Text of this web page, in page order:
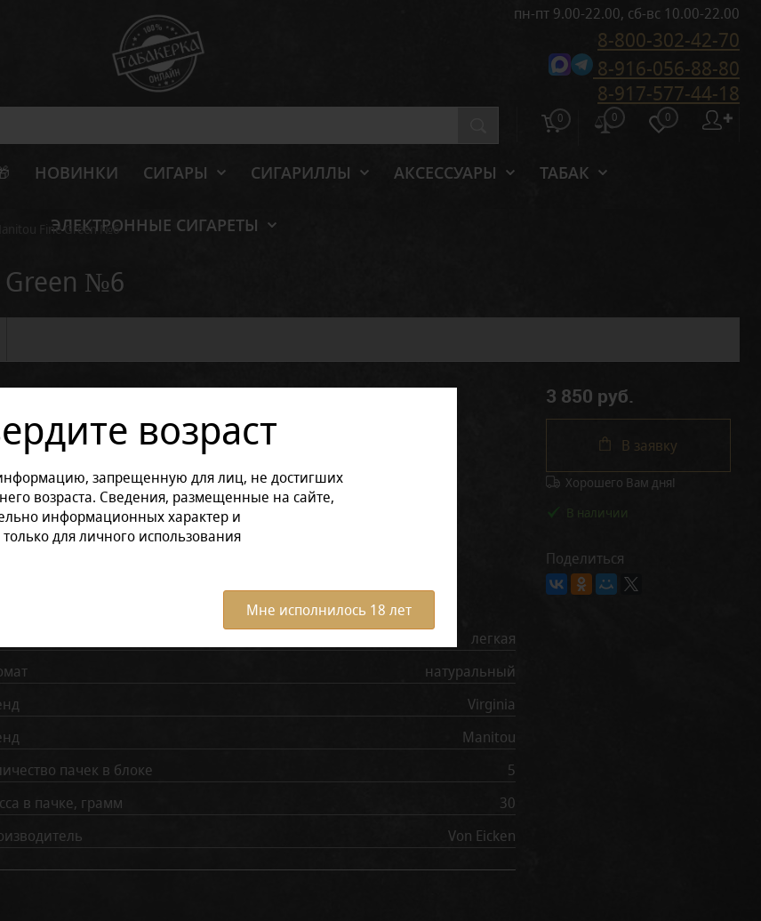
пн-пт 9.00-22.00, сб-вс 10.00-22.00
8-800-302-42-70
8-916-056-88-80
8-917-577-44-18
0 0 0 ✚
НОВИНКИ СИГАРЫ СИГАРИЛЛЫ АКСЕССУАРЫ ТАБАК
ЭЛЕКТРОННЫЕ СИГАРЕТЫ
Fine Green №6
Green №6
возраст
запрещенную для лиц, не достигших
возраста. Сведения, размещенные на сайте,
информационных характер и
для личного использования
Мне исполнилось 18 лет
варианты товара:
продукции:
блоке (5 штук) Пачка
Все характеристики
легкая
натуральный
Virginia
Manitou
пачек в блоке
5
в пачке, грамм
30
Von Eicken
3 850 руб.
В заявку
Хорошего Вам дня!
В наличии
Поделиться